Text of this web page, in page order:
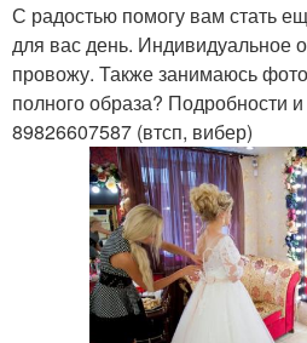
С радостью помогу вам стать
для вас день. Индивидуальное
провожу. Также занимаюсь
полного образа? Подробности
89826607587 (втсп, вибер)